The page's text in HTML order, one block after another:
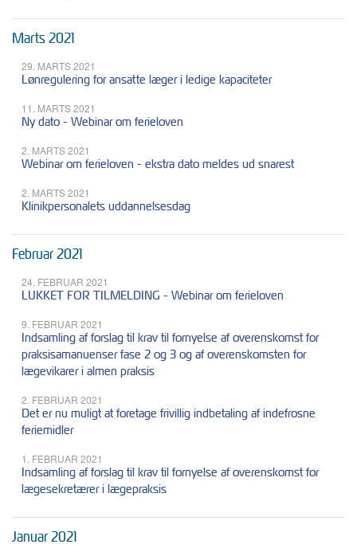
Marts 2021
29. MARTS 2021
Lønregulering for ansatte læger i ledige kapaciteter
11. MARTS 2021
Ny dato - Webinar om ferieloven
2. MARTS 2021
Webinar om ferieloven - ekstra dato meldes ud snarest
2. MARTS 2021
Klinikpersonalets uddannelsesdag
Februar 2021
24. FEBRUAR 2021
LUKKET FOR TILMELDING - Webinar om ferieloven
9. FEBRUAR 2021
Indsamling af forslag til krav til fornyelse af overenskomst for
praksisamanuenser fase 2 og 3 og af overenskomsten for
lægevikarer i almen praksis
2. FEBRUAR 2021
Det er nu muligt at foretage frivillig indbetaling af indefrosne
feriemidler
1. FEBRUAR 2021
Indsamling af forslag til krav til fornyelse af overenskomst for
lægesekretærer i lægepraksis
Januar 2021